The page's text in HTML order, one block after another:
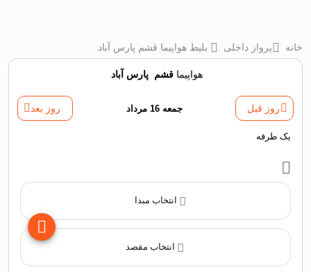
خانه پرواز داخلی بلیط هواپیما قشم پارس آباد
هواپیما قشم پارس آباد
روز قبل جمعه 16 مرداد روز بعد
یک طرفه
انتخاب مبدا
انتخاب مقصد